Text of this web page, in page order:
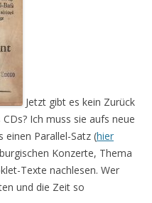
Jetzt gibt es kein Zurück
Ich muss sie aufs neue
Parallel-Satz (hier
Konzerte, Thema
Texte nachlesen. Wer
und die Zeit so